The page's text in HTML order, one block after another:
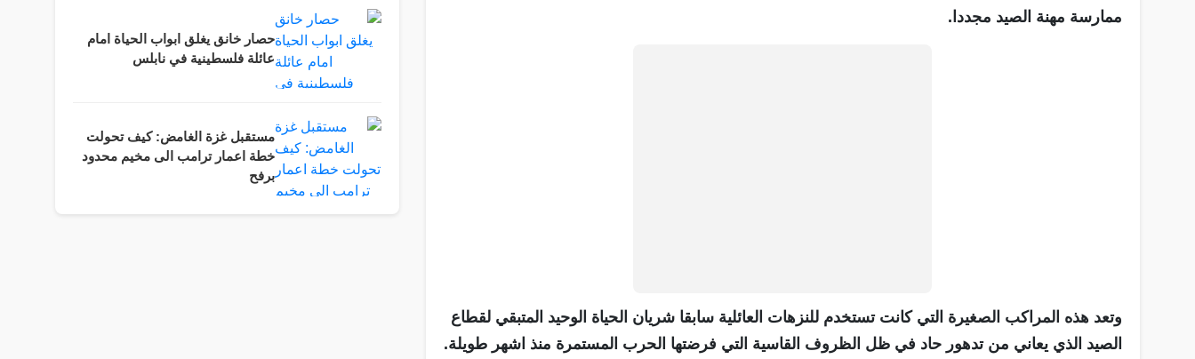
ممارسة مهنة الصيد مجددا.
وتعد هذه المراكب الصغيرة التي كانت تستخدم للنزهات العائلية سابقا شريان الحياة الوحيد المتبقي لقطاع
الصيد الذي يعاني من تدهور حاد في ظل الظروف القاسية التي فرضتها الحرب المستمرة منذ اشهر طويلة.
حصار خانق يغلق ابواب الحياة امام
عائلة فلسطينية في نابلس
مستقبل غزة الغامض: كيف تحولت
خطة اعمار ترامب الى مخيم محدود
برفح